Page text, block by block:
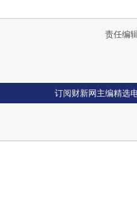
责任编
订阅财新网主编精选